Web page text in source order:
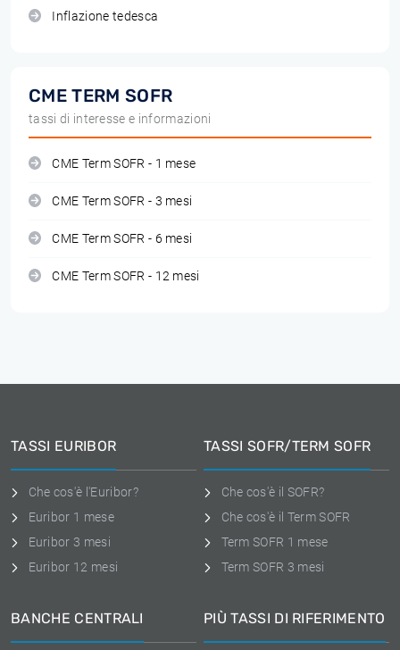
Inflazione tedesca
CME TERM SOFR
tassi di interesse e informazioni
CME Term SOFR - 1 mese
CME Term SOFR - 3 mesi
CME Term SOFR - 6 mesi
CME Term SOFR - 12 mesi
TASSI EURIBOR
Che cos'è l'Euribor?
Euribor 1 mese
Euribor 3 mesi
Euribor 12 mesi
TASSI SOFR/TERM SOFR
Che cos'è il SOFR?
Che cos'è il Term SOFR
Term SOFR 1 mese
Term SOFR 3 mesi
BANCHE CENTRALI PIÙ TASSI DI RIFERIMENTO